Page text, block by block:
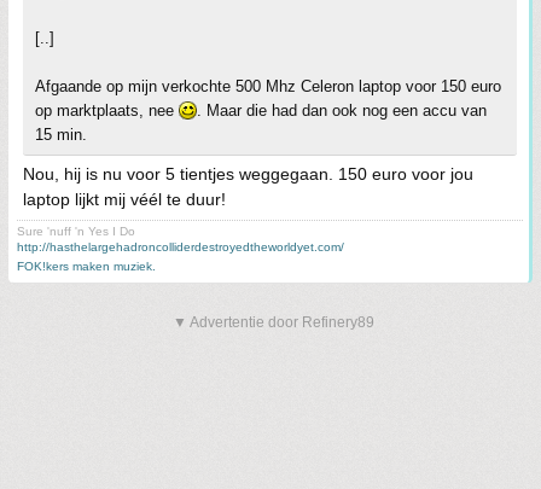
[..]
Afgaande op mijn verkochte 500 Mhz Celeron laptop voor 150 euro
op marktplaats, nee
. Maar die had dan ook nog een accu van
15 min.
Nou, hij is nu voor 5 tientjes weggegaan. 150 euro voor jou
laptop lijkt mij véél te duur!
Sure 'nuff 'n Yes I Do
http://hasthelargehadroncolliderdestroyedtheworldyet.com/
FOK!kers maken muziek.
▼ Advertentie door Refinery89